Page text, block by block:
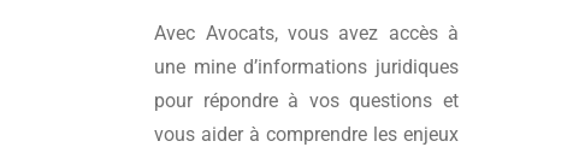
Avec Avocats, vous avez accès à
une mine d’informations juridiques
pour répondre à vos questions et
vous aider à comprendre les enjeux